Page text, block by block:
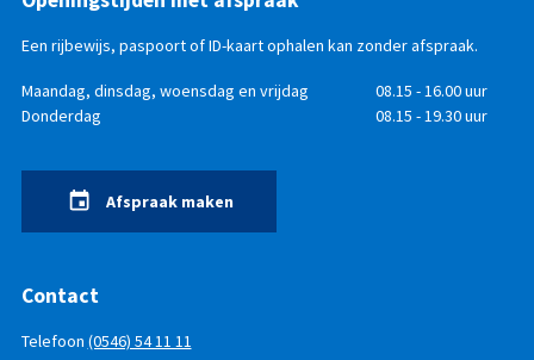
Een rijbewijs, paspoort of ID-kaart ophalen kan zonder afspraak.
Openingstijden
DagTijd
Maandag, dinsdag, woensdag en vrijdag
08.15 - 16.00 uur
Donderdag
08.15 - 19.30 uur
Afspraak maken
Contact
Telefoon (0546) 54 11 11